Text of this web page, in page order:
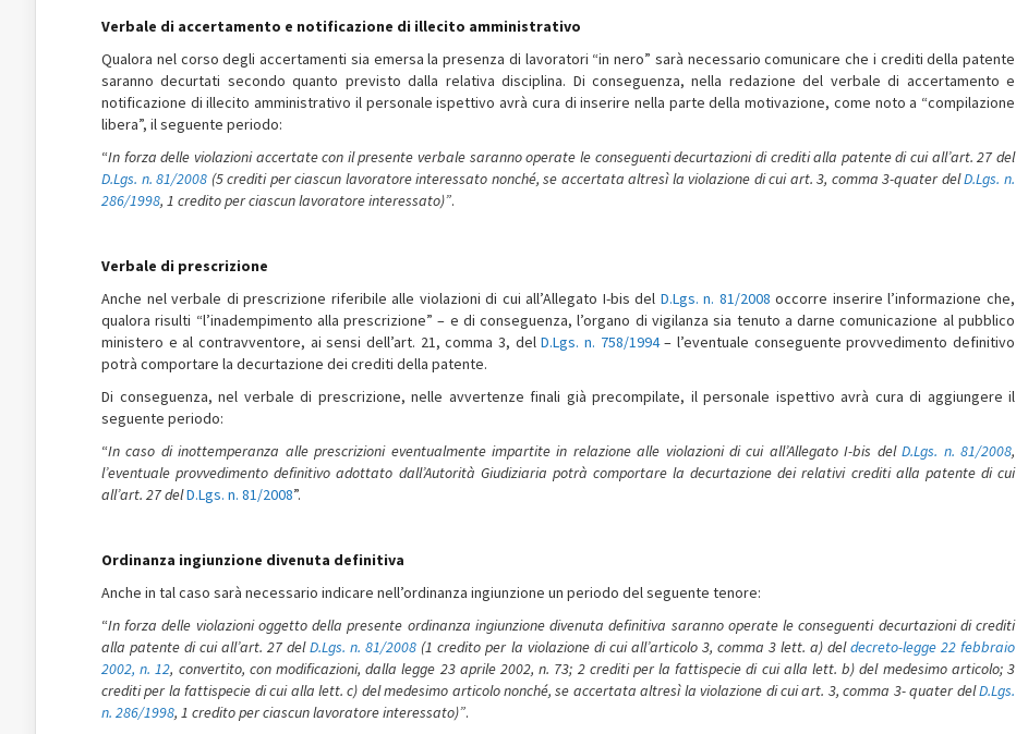
Verbale di accertamento e notificazione di illecito amministrativo
Qualora nel corso degli accertamenti sia emersa la presenza di lavoratori “in nero” sarà necessario comunicare che i crediti della patente
saranno decurtati secondo quanto previsto dalla relativa disciplina. Di conseguenza, nella redazione del verbale di accertamento e
notificazione di illecito amministrativo il personale ispettivo avrà cura di inserire nella parte della motivazione, come noto a “compilazione
libera”, il seguente periodo:
“In forza delle violazioni accertate con il presente verbale saranno operate le conseguenti decurtazioni di crediti alla patente di cui all’art. 27 del
D.Lgs. n. 81/2008 (5 crediti per ciascun lavoratore interessato nonché, se accertata altresì la violazione di cui art. 3, comma 3-quater delD.Lgs. n.
286/1998, 1 credito per ciascun lavoratore interessato)”.
Verbale di prescrizione
Anche nel verbale di prescrizione riferibile alle violazioni di cui all’Allegato I-bis del D.Lgs. n. 81/2008 occorre inserire l’informazione che,
qualora risulti “l’inadempimento alla prescrizione” – e di conseguenza, l’organo di vigilanza sia tenuto a darne comunicazione al pubblico
ministero e al contravventore, ai sensi dell’art. 21, comma 3, delD.Lgs. n. 758/1994– l’eventuale conseguente provvedimento definitivo
potrà comportare la decurtazione dei crediti della patente.
Di conseguenza, nel verbale di prescrizione, nelle avvertenze finali già precompilate, il personale ispettivo avrà cura di aggiungere il
seguente periodo:
“In caso di inottemperanza alle prescrizioni eventualmente impartite in relazione alle violazioni di cui all’Allegato I-bis delD.Lgs. n. 81/2008,
l’eventuale provvedimento definitivo adottato dall’Autorità Giudiziaria potrà comportare la decurtazione dei relativi crediti alla patente di cui
all’art. 27 delD.Lgs. n. 81/2008”.
Ordinanza ingiunzione divenuta definitiva
Anche in tal caso sarà necessario indicare nell’ordinanza ingiunzione un periodo del seguente tenore:
“In forza delle violazioni oggetto della presente ordinanza ingiunzione divenuta definitiva saranno operate le conseguenti decurtazioni di crediti
alla patente di cui all’art. 27 delD.Lgs. n. 81/2008 (1 credito per la violazione di cui all’articolo 3, comma 3 lett. a) deldecreto-legge 22 febbraio
2002, n. 12, convertito, con modificazioni, dalla legge 23 aprile 2002, n. 73; 2 crediti per la fattispecie di cui alla lett. b) del medesimo articolo; 3
crediti per la fattispecie di cui alla lett. c) del medesimo articolo nonché, se accertata altresì la violazione di cui art. 3, comma 3- quater delD.Lgs.
n. 286/1998, 1 credito per ciascun lavoratore interessato)”.